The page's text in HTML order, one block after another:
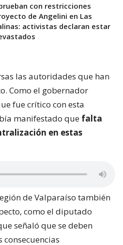
con restricciones
de Angelini en Las
activistas declaran estar
las autoridades que han
Como el gobernador
fue crítico con esta
manifestado que falta
en estas
de Valparaíso también
como el diputado
señaló que se deben